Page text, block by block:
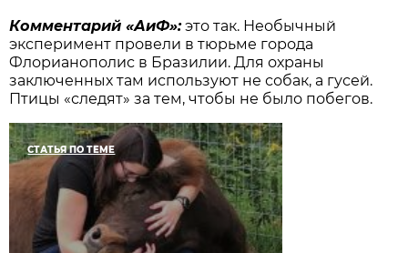
Комментарий «АиФ»:это так. Необычный
эксперимент провели в тюрьме города
Флорианополис в Бразилии. Для охраны
заключенных там используют не собак, а гусей.
Птицы «следят» за тем, чтобы не было побегов.
СТАТЬЯ ПО ТЕМЕ